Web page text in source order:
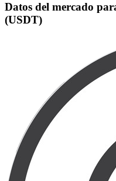
Datos del mercado
(USDT)